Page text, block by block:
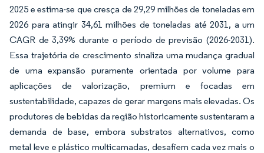
2025 e estima-se que cresça de 29,29 milhões de toneladas em
2026 para atingir 34,61 milhões de toneladas até 2031, a um
CAGR de 3,39% durante o período de previsão (2026-2031).
Essa trajetória de crescimento sinaliza uma mudança gradual
de uma expansão puramente orientada por volume para
aplicações de valorização, premium e focadas em
sustentabilidade, capazes de gerar margens mais elevadas. Os
produtores de bebidas da região historicamente sustentaram a
demanda de base, embora substratos alternativos, como
metal leve e plástico multicamadas, desafiem cada vez mais o